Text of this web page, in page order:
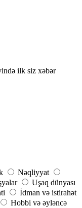
ilk siz xəbər
Nəqliyyat
Uşaq dünyası
İdman və istirahət
Hobbi və əyləncə